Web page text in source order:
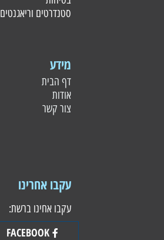
סטנדרטים וריאגנטים
מידע
דף הבית
אודות
צור קשר
עקבו אחרינו
עקבו אחינו ברשת:
FACEBOOK